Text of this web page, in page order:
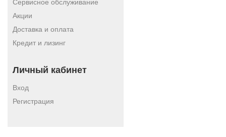
Акции
Доставка и оплата
Кредит и лизинг
Личный кабинет
Вход
Регистрация